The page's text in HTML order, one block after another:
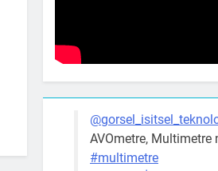
AVOmetre, Multimetre
#multimetre